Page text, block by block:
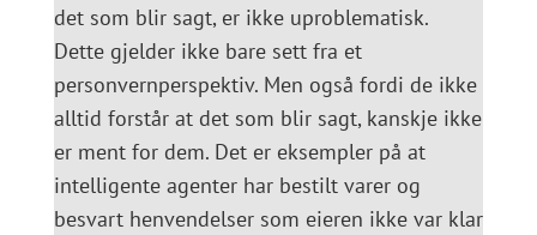
det som blir sagt, er ikke uproblematisk.
Dette gjelder ikke bare sett fra et
personvernperspektiv. Men også fordi de ikke
alltid forstår at det som blir sagt, kanskje ikke
er ment for dem. Det er eksempler på at
intelligente agenter har bestilt varer og
besvart henvendelser som eieren ikke var klar